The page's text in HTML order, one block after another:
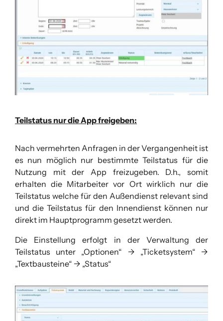
Teilstatus nur die App freigeben:
Nach vermehrten Anfragen in der Vergangenheit ist
es nun möglich nur bestimmte Teilstatus für die
Nutzung mit der App freizugeben. D.h., somit
erhalten die Mitarbeiter vor Ort wirklich nur die
Teilstatus welche für den Außendienst relevant sind
und die Teilstatus für den Innendienst können nur
direkt im Hauptprogramm gesetzt werden.
Die Einstellung erfolgt in der Verwaltung der
Teilstatus unter „Optionen“ -> „Ticketsystem“ ->
„Textbausteine“ -> „Status“